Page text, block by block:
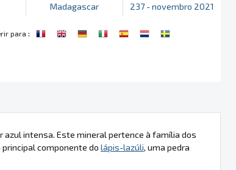
Madagascar 237 - novembro 2021
para :
azul intensa. Este mineral pertence à família dos
componente do lápis-lazúli, uma pedra